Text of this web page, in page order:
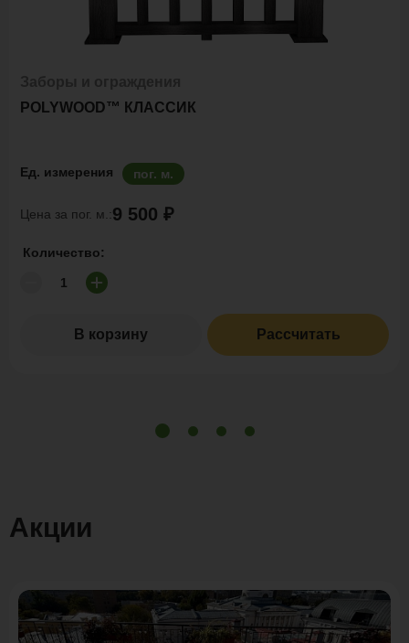
POLYWOOD™ КЛАССИК
Ед. измерения пог. м.
Цена за пог. м.:9 500 ₽
Количество:
В корзину Рассчитать
Акции